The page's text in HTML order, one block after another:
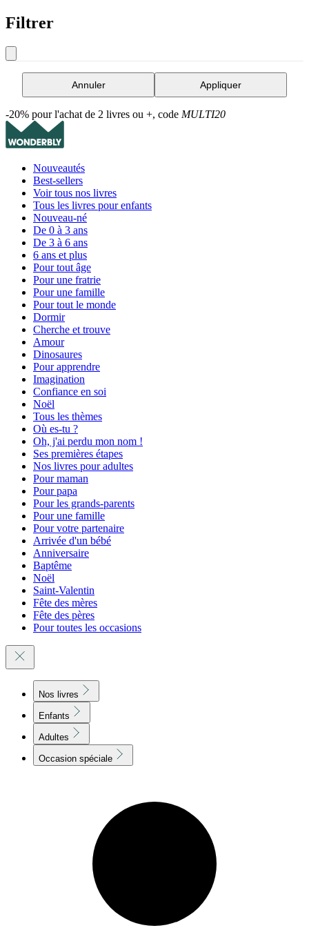
Filtrer
Annuler Appliquer
-20% pour l'achat de 2 livres ou +, code MULTI20
Nouveautés
Best-sellers
Voir tous nos livres
Tous les livres pour enfants
Nouveau-né
De 0 à 3 ans
De 3 à 6 ans
6 ans et plus
Pour tout âge
Pour une fratrie
Pour une famille
Pour tout le monde
Dormir
Cherche et trouve
Amour
Dinosaures
Pour apprendre
Imagination
Confiance en soi
Noël
Tous les thèmes
Où es-tu ?
Oh, j'ai perdu mon nom !
Ses premières étapes
Nos livres pour adultes
Pour maman
Pour papa
Pour les grands-parents
Pour une famille
Pour votre partenaire
Arrivée d'un bébé
Anniversaire
Baptême
Noël
Saint-Valentin
Fête des mères
Fête des pères
Pour toutes les occasions
Nos livres
Enfants
Adultes
Occasion spéciale